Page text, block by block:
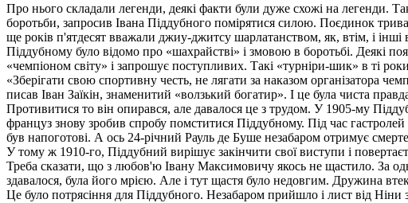
Про нього складали легенди, деякі факти були дуже схожі на легенди.
боротьби, запросив Івана Піддубного помірятися силою. Поєдинок
ще років п'ятдесят вважали джиу-джитсу шарлатанством, як, втім, і інші
Піддубному було відомо про «шахрайстві» і змовою в боротьбі. Деякі
«чемпіоном світу» і запрошує поступливих. Такі «турніри-шик» в ті
«Зберігати свою спортивну честь, не лягати за наказом організатора
писав Іван Заїкін, знаменитий «волзький богатир». І це була чиста
Противитися то він опирався, але давалося це з трудом. У 1905-му
француз знову зробив спробу помститися Піддубному. Під час
був напоготові. А ось 24-річний Рауль де Буше незабаром отримує
У тому ж 1910-го, Піддубний вирішує закінчити свої виступи і
Треба сказати, що з любов'ю Івану Максимовичу якось не щастило. За
здавалося, була його мрією. Але і тут щастя було недовгим. Дружина
Це було потрясіння для Піддубного. Незабаром прийшло і лист від